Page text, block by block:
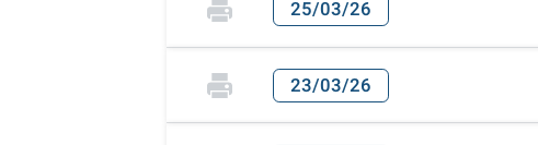
25/03/26
23/03/26